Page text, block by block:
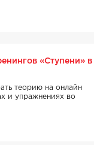
«Ступени» в
теорию на онлайн
и упражнениях во